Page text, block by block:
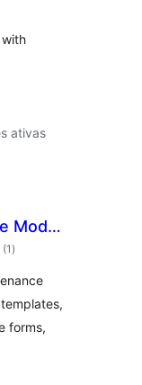
ativas
Mode
(1 total
de
)
forms,